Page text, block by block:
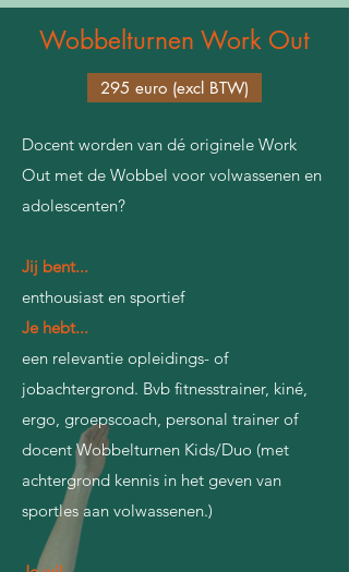
Wobbelturnen Work Out
295 euro (excl BTW)
Docent worden van dé originele Work
Out met de Wobbel voor volwassenen en
adolescenten?
Jij bent...
enthousiast en sportief
Je hebt...
een relevantie opleidings- of
jobachtergrond. Bvb fitnesstrainer, kiné,
ergo, groepscoach, personal trainer of
docent Wobbelturnen Kids/Duo (met
achtergrond kennis in het geven van
sportles aan volwassenen.)